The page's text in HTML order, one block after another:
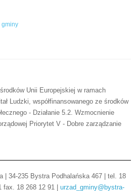
gminy
Unii Europejskiej w ramach
Ludzki, współfinansowanego ze środków
- Działanie 5.2. Wzmocnienie
Priorytet V - Dobre zarządzanie
| 34-235 Bystra Podhalańska 467 | tel. 18
fax. 18 268 12 91 | urzad_gminy@bystra-